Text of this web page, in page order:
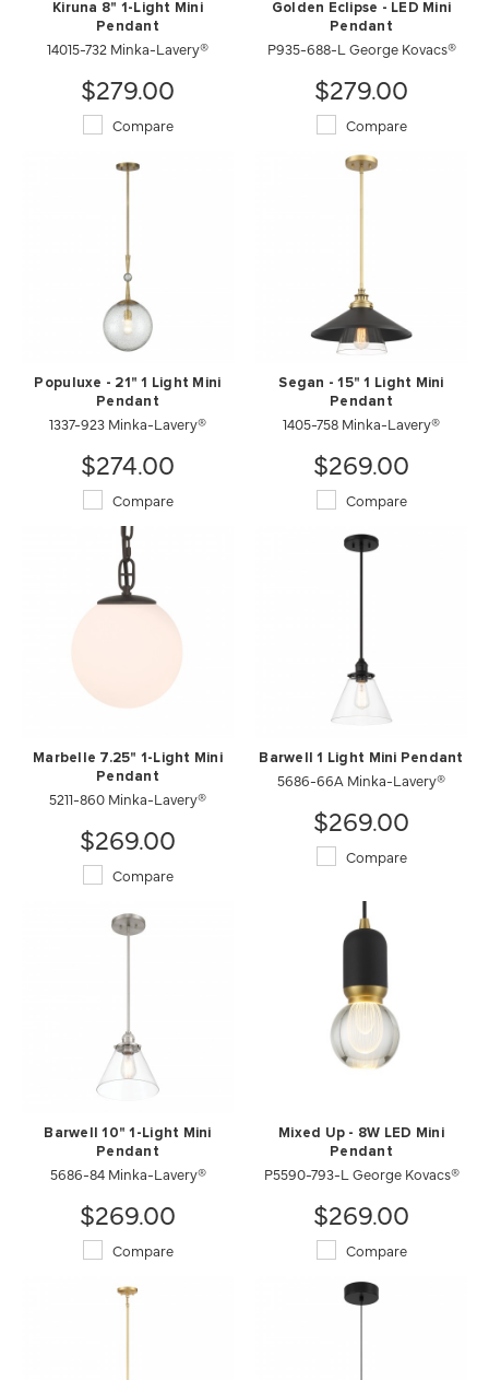
Kiruna 8" 1-Light Mini
Pendant
14015-732 Minka-Lavery®
$279.00
Compare
Golden Eclipse - LED Mini
Pendant
P935-688-L George Kovacs®
$279.00
Compare
Populuxe - 21" 1 Light Mini
Pendant
1337-923 Minka-Lavery®
$274.00
Compare
Segan - 15" 1 Light Mini
Pendant
1405-758 Minka-Lavery®
$269.00
Compare
Marbelle 7.25" 1-Light Mini
Pendant
5211-860 Minka-Lavery®
$269.00
Compare
Barwell 1 Light Mini Pendant
5686-66A Minka-Lavery®
$269.00
Compare
Barwell 10" 1-Light Mini
Pendant
5686-84 Minka-Lavery®
$269.00
Compare
Mixed Up - 8W LED Mini
Pendant
P5590-793-L George Kovacs®
$269.00
Compare